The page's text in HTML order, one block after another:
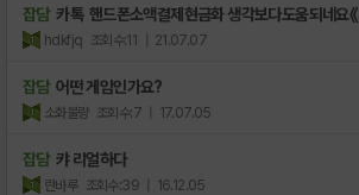
잡담 카톡 핸드폰소액결제현금화 생각보다도움되네요《
hdkfjq 조회수:11 | 21.07.07
잡담 어떤 게임인가요?
소화불량 조회수:7 | 17.07.05
잡담 캬 리얼하다
란바루 조회수:39 | 16.12.05